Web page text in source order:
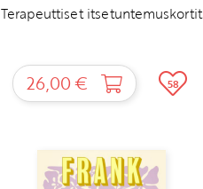
Terapeuttiset itsetuntemuskortit
26,00 € 58